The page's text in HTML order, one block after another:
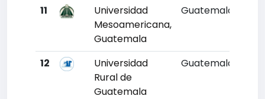
11
Universidad
Mesoamericana,
Guatemala
Guatemala
12
Universidad
Rural de
Guatemala
Guatemala